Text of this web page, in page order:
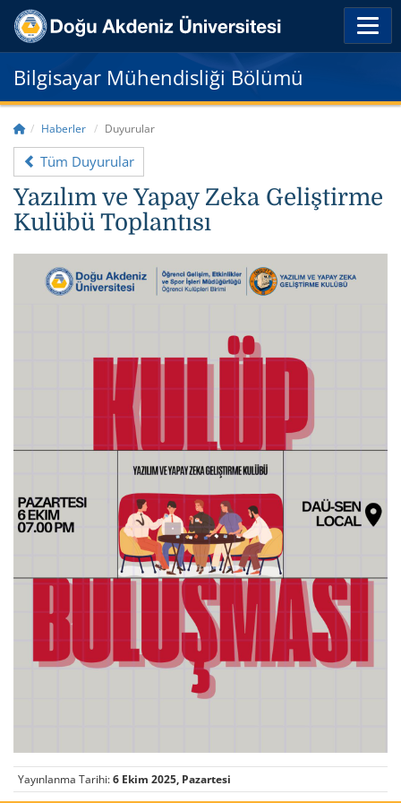
Bilgisayar Mühendisliği Bölümü
Haberler Duyurular
Tüm Duyurular
Yazılım ve Yapay Zeka Geliştirme
Kulübü Toplantısı
Yayınlanma Tarihi:6 Ekim 2025, Pazartesi